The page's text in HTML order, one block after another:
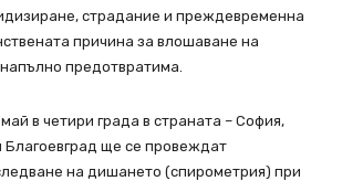
страдание и преждевременна
причина за влошаване на
предотвратима.
в четири града в страната – София,
Благоевград ще се провеждат
на дишането (спирометрия) при